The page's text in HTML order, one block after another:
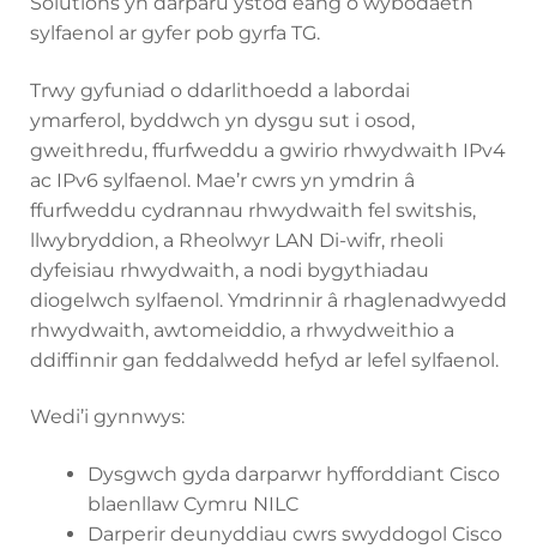
sylfaenol ar gyfer pob gyrfa TG.
Trwy gyfuniad o ddarlithoedd a labordai
ymarferol, byddwch yn dysgu sut i osod,
gweithredu, ffurfweddu a gwirio rhwydwaith IPv4
ac IPv6 sylfaenol. Mae’r cwrs yn ymdrin â
ffurfweddu cydrannau rhwydwaith fel switshis,
llwybryddion, a Rheolwyr LAN Di-wifr, rheoli
dyfeisiau rhwydwaith, a nodi bygythiadau
diogelwch sylfaenol. Ymdrinnir â rhaglenadwyedd
rhwydwaith, awtomeiddio, a rhwydweithio a
ddiffinnir gan feddalwedd hefyd ar lefel sylfaenol.
Wedi’i gynnwys:
Dysgwch gyda darparwr hyfforddiant Cisco
blaenllaw Cymru NILC
Darperir deunyddiau cwrs swyddogol Cisco